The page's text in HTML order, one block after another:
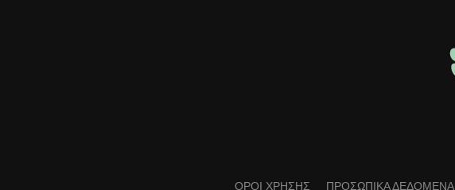
ΟΡΟΙ ΧΡΗΣΗΣ ΠΡΟΣΩΠΙΚΑ ΔΕΔΟΜΕΝΑ